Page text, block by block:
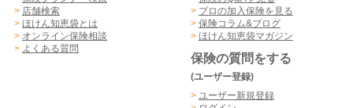
> 店舗検索
> ほけん知恵袋とは
> オンライン保険相談
> よくある質問
> プロの加入保険を見る
> 保険コラム&ブログ
> ほけん知恵袋マガジン
保険の質問をする
(ユーザー登録)
> ユーザー新規登録